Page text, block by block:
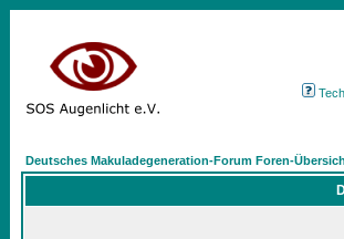
Deutsches Makuladegeneration-Forum Foren-